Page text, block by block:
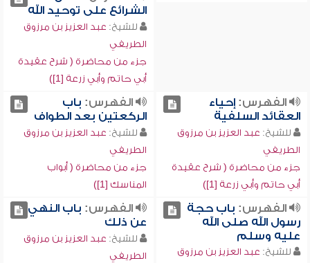
الشرائع على توحيد الله
للشيخ: عبد العزيز بن مرزوق
الطريفي
جزء من محاضرة ( شرح عقيدة
أبي حاتم وأبي زرعة [1])
الفهرس:إحياء
العقائد السلفية
للشيخ: عبد العزيز بن مرزوق
الطريفي
جزء من محاضرة ( شرح عقيدة
أبي حاتم وأبي زرعة [1])
الفهرس: باب
الركعتين بعد الطواف
للشيخ: عبد العزيز بن مرزوق
الطريفي
جزء من محاضرة ( أبواب
المناسك [1])
الفهرس: باب حجة
رسول الله صلى الله
عليه وسلم
للشيخ: عبد العزيز بن مرزوق
الفهرس: باب النهي
عن ذلك
للشيخ: عبد العزيز بن مرزوق
الطريفي